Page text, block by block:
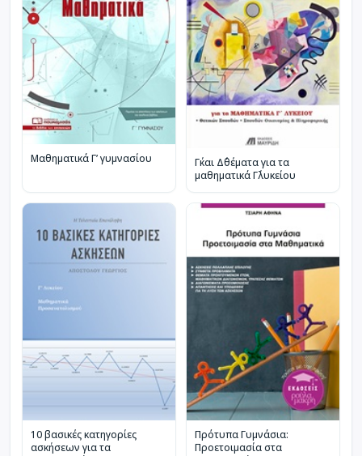
Μαθηματικά Γ’ γυμνασίου
Γ΄και Δ΄θέματα για τα
μαθηματικά Γ΄λυκείου
10 βασικές κατηγορίες
ασκήσεων για τα
Πρότυπα Γυμνάσια:
Προετοιμασία στα